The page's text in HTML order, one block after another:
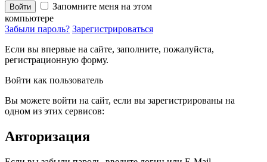
Войти
Запомните меня на этом
компьютере
Забыли пароль? Зарегистрироваться
Если вы впервые на сайте, заполните, пожалуйста,
регистрационную форму.
Войти как пользователь
Вы можете войти на сайт, если вы зарегистрированы на
одном из этих сервисов:
Авторизация